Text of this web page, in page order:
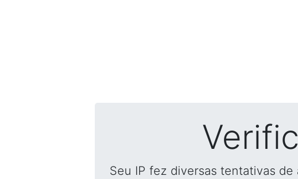
Seu IP fez diversas tentativas